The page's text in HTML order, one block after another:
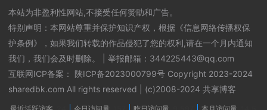
本站为非盈利性网站,不接受任何赞助和广告。
特别声明：本网站尊重并保护知识产权，根据《信息网络传播权保
护条例》，如果我们转载的作品侵犯了您的权利,请在一个月内通知
我们，我们会及时删除。
举报邮箱：344225443@qq.com
互联网ICP备案：
陕ICP备2023000799号 Copyright 2023-2024
sharedbk.com All rights reserved | (c)2008-2024 共享博客